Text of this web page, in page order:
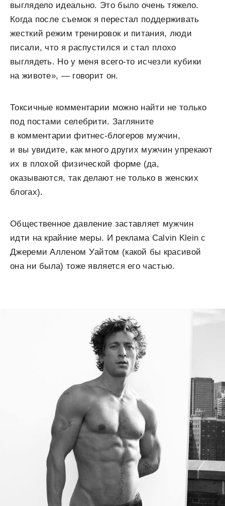
выглядело идеально. Это было очень тяжело.
Когда после съемок я перестал поддерживать
жесткий режим тренировок и питания, люди
писали, что я распустился и стал плохо
выглядеть. Но у меня всего-то исчезли кубики
на животе», — говорит он.
Токсичные комментарии можно найти не только
под постами селебрити. Загляните
в комментарии фитнес-блогеров мужчин,
и вы увидите, как много других мужчин упрекают
их в плохой физической форме (да,
оказываются, так делают не только в женских
блогах).
Общественное давление заставляет мужчин
идти на крайние меры. И реклама Calvin Klein c
Джереми Алленом Уайтом (какой бы красивой
она ни была) тоже является его частью.